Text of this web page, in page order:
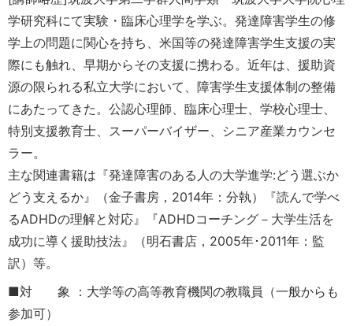
学研究科にて実験・臨床心理学を学ぶ。発達障害学生の修
学上の問題に関心を持ち、米国等の発達障害学生支援の実
際にも触れ、早期からその支援に携わる。近年は、援助資
源の限られる私立大学において、障害学生支援体制の整備
にあたってきた。公認心理師、臨床心理士、学校心理士、
特別支援教育士、スーパーバイザー、シニア産業カウンセ
ラー。
主な関連書籍は『発達障害のある人の大学進学:どう選ぶか
どう支えるか』（金子書房，2014年：分執）『読んで学べ
るADHDの理解と対応』『ADHDコーチング－大学生活を
成功に導く援助技法』（明石書店，2005年･2011年：監
訳）等。
■対 象 ：大学等の高等教育機関の教職員（一般からも
参加可）